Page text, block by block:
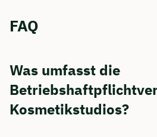
FAQ
Was umfasst die
Kosmetikstudios?